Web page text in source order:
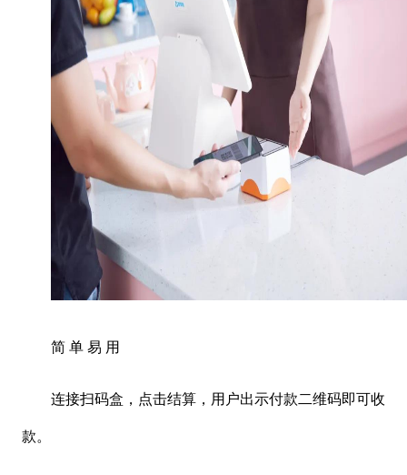
简 单 易 用
连接扫码盒，点击结算，用户出示付款二维码即可收
款。